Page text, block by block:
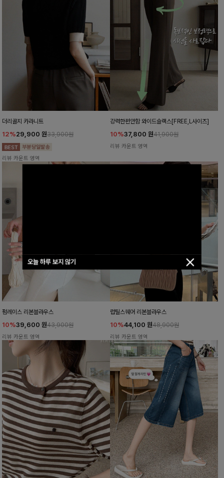
오늘 하루 보지 않기
더리골지 카라니트
12%29,900 원33,900원
리뷰 카운트 영역
강력한편안함 와이드슬랙스[FREE,L사이즈]
10%37,800 원41,900원
리뷰 카운트 영역
펌레이스 리본블라우스
10%39,600 원43,900원
리뷰 카운트 영역
럽틸스퀘어 리본블라우스
10%44,100 원48,900원
리뷰 카운트 영역